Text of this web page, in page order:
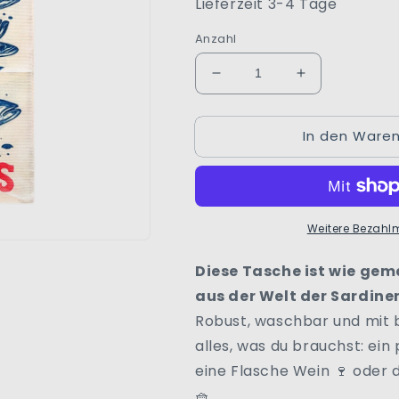
Anzahl
Verringere
die
Menge
Sardinen
–
Tages
Erhöhe
die
Menge
für
Sardinen
–
Fang
Tages
In den
Weitere
Diese Tasche ist wie
aus der Welt der
Robust, waschbar und
alles, was du brauchst: ein
eine Flasche Wein 🍷 oder